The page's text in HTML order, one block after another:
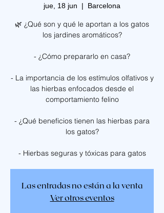
jue, 18 jun
  |
Barcelona
🌿 ¿Qué son y qué le aportan a los gatos
los jardines aromáticos?
- ¿Cómo prepararlo en casa?
- La importancia de los estímulos olfativos y
las hierbas enfocados desde el
comportamiento felino
- ¿Qué beneficios tienen las hierbas para
los gatos?
- Hierbas seguras y tóxicas para gatos
Las entradas no están a la venta
Ver otros eventos